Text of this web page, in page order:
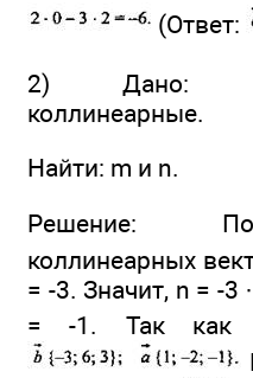
(Ответ:
2) Дано:
коллинеарные.
Найти: m и n.
Решение:
коллинеарных
= -3. Значит, n = -3
= -1. Так